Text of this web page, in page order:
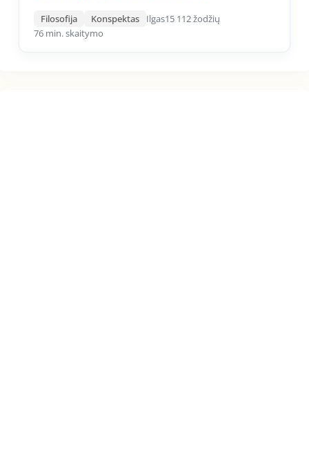
Filosofija Konspektas Ilgas15 112 žodžių
76 min. skaitymo